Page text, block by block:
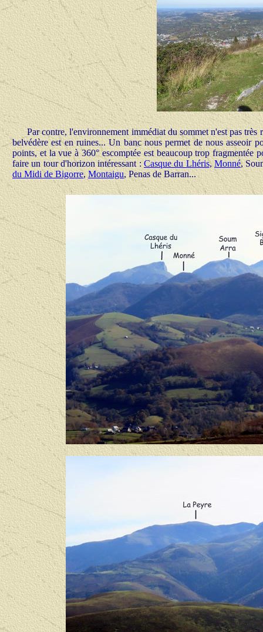
Par contre, l'environnement immédiat du sommet n'est pas
belvédère est en ruines... Un banc nous permet de nous asseoir
points, et la vue à 360° escomptée est beaucoup trop
faire un tour d'horizon intéressant : Casque du Lhéris, Monné,
du Midi de Bigorre,Montaigu, Penas de Barran...